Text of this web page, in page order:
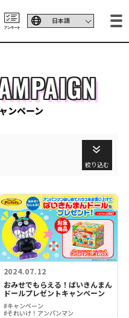
ンペーン
絞り込む
2024.07.12
おみせでもらえる！ばいきんまん
ドールプレゼントキャンペーン
#キャンペーン
#それいけ！アンパンマン